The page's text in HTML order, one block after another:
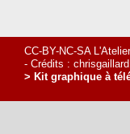
CC-BY-NC-SA
- Crédits :
> Kit graphique à